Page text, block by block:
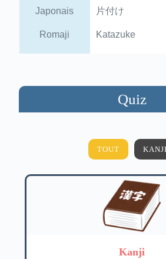
Japonais 片付け
Romaji Katazuke
Quiz
TOUT KANJI
Kanji